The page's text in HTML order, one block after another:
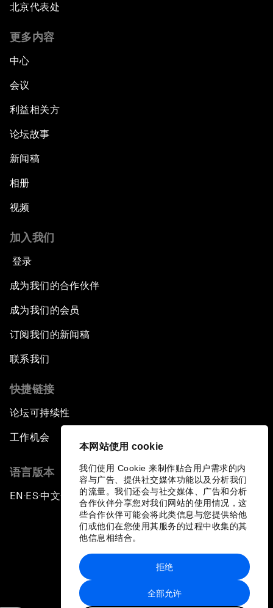
本网站使用 cookie
我们使用 Cookie 来制作贴合用户需求的内
容与广告、提供社交媒体功能以及分析我们
的流量。我们还会与社交媒体、广告和分析
合作伙伴分享您对我们网站的使用情况，这
些合作伙伴可能会将此类信息与您提供给他
们或他们在您使用其服务的过程中收集的其
他信息相结合。
全部允许
拒绝
北京代表处
更多内容
中心
会议
利益相关方
论坛故事
新闻稿
相册
视频
加入我们
登录
成为我们的合作伙伴
成为我们的会员
订阅我们的新闻稿
联系我们
快捷链接
论坛可持续性
工作机会
语言版本
EN ▪ES▪中文▪ 日本語
站点地图